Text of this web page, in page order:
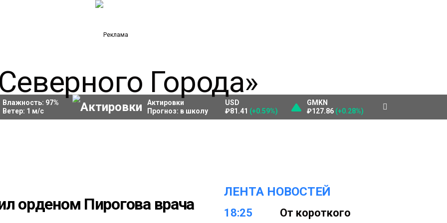
Влажность: 97%
Ветер: 1 м/с
Актировки
Прогноз: в школу
USD
₽81.41 (+0.59%)
GMKN
₽127.86 (+0.28%)
орденом Пирогова врача
ЛЕНТА НОВОСТЕЙ
18:25
От короткого